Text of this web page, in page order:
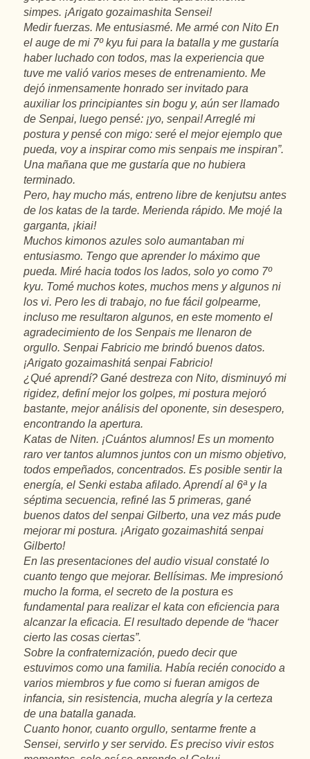
simpes. ¡Arigato gozaimashita Sensei!
Medir fuerzas. Me entusiasmé. Me armé con Nito En
el auge de mi 7º kyu fui para la batalla y me gustaría
haber luchado con todos, mas la experiencia que
tuve me valió varios meses de entrenamiento. Me
dejó inmensamente honrado ser invitado para
auxiliar los principiantes sin bogu y, aún ser llamado
de Senpai, luego pensé: ¡yo, senpai! Arreglé mi
postura y pensé con migo: seré el mejor ejemplo que
pueda, voy a inspirar como mis senpais me inspiran”.
Una mañana que me gustaría que no hubiera
terminado.
Pero, hay mucho más, entreno libre de kenjutsu antes
de los katas de la tarde. Merienda rápido. Me mojé la
garganta, ¡kiai!
Muchos kimonos azules solo aumantaban mi
entusiasmo. Tengo que aprender lo máximo que
pueda. Miré hacia todos los lados, solo yo como 7º
kyu. Tomé muchos kotes, muchos mens y algunos ni
los vi. Pero les di trabajo, no fue fácil golpearme,
incluso me resultaron algunos, en este momento el
agradecimiento de los Senpais me llenaron de
orgullo. Senpai Fabricio me brindó buenos datos.
¡Arigato gozaimashitá senpai Fabricio!
¿Qué aprendí? Gané destreza con Nito, disminuyó mi
rigidez, definí mejor los golpes, mi postura mejoró
bastante, mejor análisis del oponente, sin desespero,
encontrando la apertura.
Katas de Niten. ¡Cuántos alumnos! Es un momento
raro ver tantos alumnos juntos con un mismo objetivo,
todos empeñados, concentrados. Es posible sentir la
energía, el Senki estaba afilado. Aprendí al 6ª y la
séptima secuencia, refiné las 5 primeras, gané
buenos datos del senpai Gilberto, una vez más pude
mejorar mi postura. ¡Arigato gozaimashitá senpai
Gilberto!
En las presentaciones del audio visual constaté lo
cuanto tengo que mejorar. Bellísimas. Me impresionó
mucho la forma, el secreto de la postura es
fundamental para realizar el kata con eficiencia para
alcanzar la eficacia. El resultado depende de “hacer
cierto las cosas ciertas”.
Sobre la confraternización, puedo decir que
estuvimos como una familia. Había recién conocido a
varios miembros y fue como si fueran amigos de
infancia, sin resistencia, mucha alegría y la certeza
de una batalla ganada.
Cuanto honor, cuanto orgullo, sentarme frente a
Sensei, servirlo y ser servido. Es preciso vivir estos